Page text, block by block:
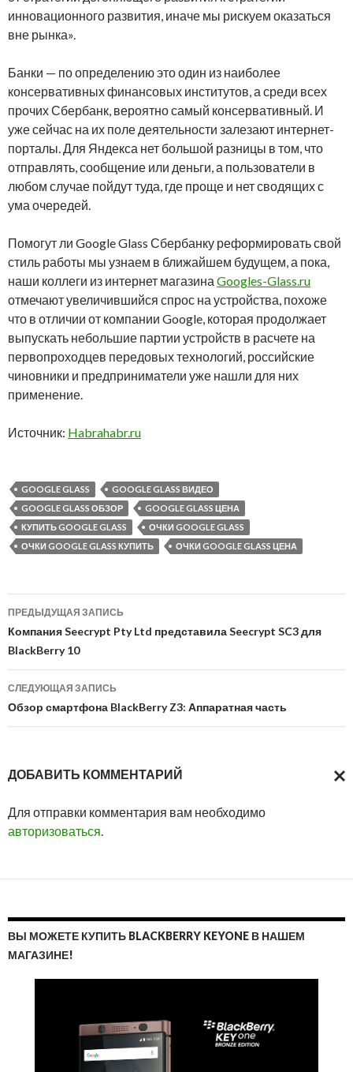
инновационного развития, иначе мы рискуем оказаться
вне рынка».
Банки — по определению это один из наиболее
консервативных финансовых институтов, а среди всех
прочих Сбербанк, вероятно самый консервативный. И
уже сейчас на их поле деятельности залезают интернет-
порталы. Для Яндекса нет большой разницы в том, что
отправлять, сообщение или деньги, а пользователи в
любом случае пойдут туда, где проще и нет сводящих с
ума очередей.
Помогут ли Google Glass Сбербанку реформировать свой
стиль работы мы узнаем в ближайшем будущем, а пока,
наши коллеги из интернет магазина Googles-Glass.ru
отмечают увеличившийся спрос на устройства, похоже
что в отличии от компании Google, которая продолжает
выпускать небольшие партии устройств в расчете на
первопроходцев передовых технологий, российские
чиновники и предприниматели уже нашли для них
применение.
Источник: Habrahabr.ru
GOOGLE GLASS
GOOGLE GLASS ВИДЕО
GOOGLE GLASS ОБЗОР
GOOGLE GLASS ЦЕНА
КУПИТЬ GOOGLE GLASS
ОЧКИ GOOGLE GLASS
ОЧКИ GOOGLE GLASS КУПИТЬ
ОЧКИ GOOGLE GLASS ЦЕНА
Навигация
по
записям
ПРЕДЫДУЩАЯ ЗАПИСЬ
Компания Seecrypt Pty Ltd представила Seecrypt SC3 для
BlackBerry 10
СЛЕДУЮЩАЯ ЗАПИСЬ
Обзор смартфона BlackBerry Z3: Аппаратная часть
ДОБАВИТЬ КОММЕНТАРИЙ
Для отправки комментария вам необходимо
авторизоваться.
ВЫ МОЖЕТЕ КУПИТЬ BLACKBERRY KEYONE В НАШЕМ
МАГАЗИНЕ!